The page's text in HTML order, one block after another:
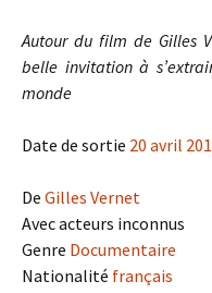
Autour du film de Gilles
belle invitation à
monde
Date de sortie 20 avril
De Gilles Vernet
Avecacteurs inconnus
Genre Documentaire
Nationalité français